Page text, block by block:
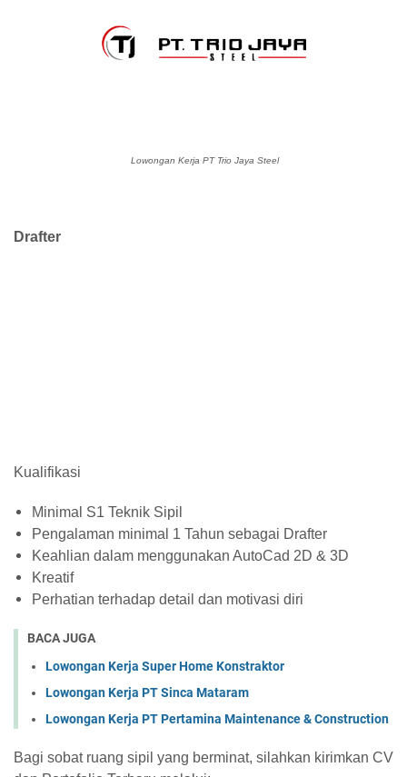
Lowongan Kerja PT Trio Jaya Steel
Drafter
Kualifikasi
Minimal S1 Teknik Sipil
Pengalaman minimal 1 Tahun sebagai Drafter
Keahlian dalam menggunakan AutoCad 2D & 3D
Kreatif
Perhatian terhadap detail dan motivasi diri
BACA JUGA
Lowongan Kerja Super Home Konstraktor
Lowongan Kerja PT Sinca Mataram
Lowongan Kerja PT Pertamina Maintenance & Construction
Bagi sobat ruang sipil yang berminat, silahkan kirimkan CV